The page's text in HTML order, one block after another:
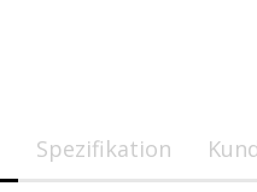
Spezifikation